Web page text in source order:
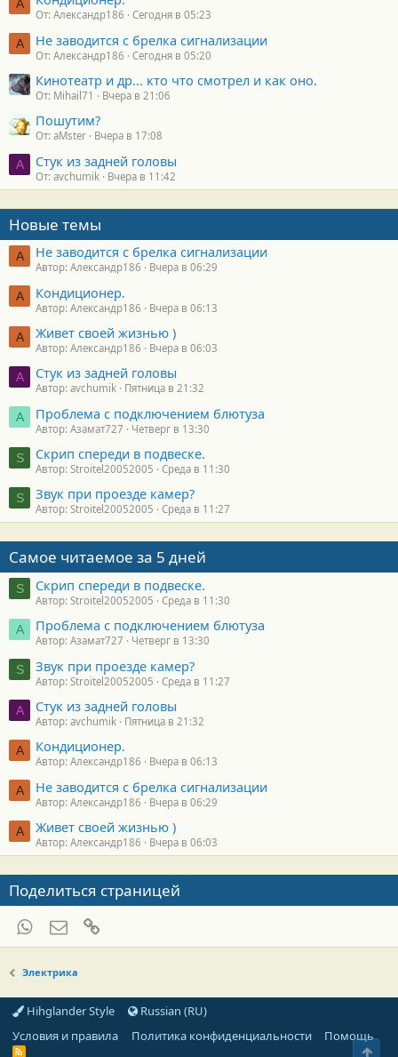
А
От: Александр186 Сегодня в 05:23
А Не заводится с брелка сигнализации
От: Александр186 Сегодня в 05:20
Кинотеатр и др... кто что смотрел и как оно.
От: Mihail71 Вчера в 21:06
Пошутим?
От: aMster Вчера в 17:08
A Стук из задней головы
От: avchumik Вчера в 11:42
Новые темы
А Не заводится с брелка сигнализации
Автор: Александр186 Вчера в 06:29
А Кондиционер.
Автор: Александр186 Вчера в 06:13
А Живет своей жизнью )
Автор: Александр186 Вчера в 06:03
A Стук из задней головы
Автор: avchumik Пятница в 21:32
А Проблема с подключением блютуза
Автор: Азамат727 Четверг в 13:30
S Скрип спереди в подвеске.
Автор: Stroitel20052005 Среда в 11:30
S Звук при проезде камер?
Автор: Stroitel20052005 Среда в 11:27
Самое читаемое за 5 дней
S Скрип спереди в подвеске.
Автор: Stroitel20052005 Среда в 11:30
А Проблема с подключением блютуза
Автор: Азамат727 Четверг в 13:30
S Звук при проезде камер?
Автор: Stroitel20052005 Среда в 11:27
A Стук из задней головы
Автор: avchumik Пятница в 21:32
А Кондиционер.
Автор: Александр186 Вчера в 06:13
А Не заводится с брелка сигнализации
Автор: Александр186 Вчера в 06:29
А Живет своей жизнью )
Автор: Александр186 Вчера в 06:03
Поделиться страницей
WhatsAppЭлектронная почта
Электрика
Hihglander Style
Russian (RU)
Условия и правила
Политика конфиденциальности Помощь
R